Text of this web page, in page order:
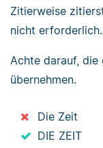
Zitierweise
nicht erforderlich.
Achte darauf, die
übernehmen.
Die Zeit
DIE ZEIT